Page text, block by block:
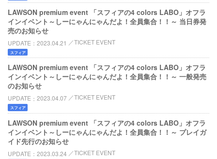
LAWSON premium event 「スフィアの4 colors LABO」オフラ
インイベント～しーにゃんにゃんだよ！全員集合！！～ 当日券発
売のお知らせ
UPDATE 2023.04.21 TICKET EVENT
スフィア
LAWSON premium event 「スフィアの4 colors LABO」オフラ
インイベント～しーにゃんにゃんだよ！全員集合！！～ 一般発売
のお知らせ
UPDATE 2023.04.07 TICKET EVENT
スフィア
LAWSON premium event 「スフィアの4 colors LABO」オフラ
インイベント～しーにゃんにゃんだよ！全員集合！！～ プレイガ
イド先行のお知らせ
UPDATE 2023.03.24 TICKET EVENT